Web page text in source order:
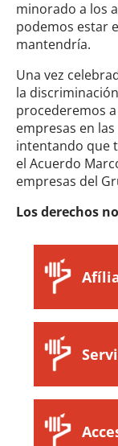
minorado a los
podemos estar
mantendría.
Una vez
la
procederemos
empresas en
intentando que
el Acuerdo
empresas del
Los derechos